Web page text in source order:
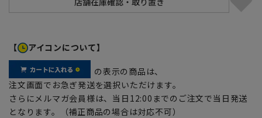
【 アイコンについて】
の表示の商品は、
注文画面でお急ぎ発送を選択いただけます。
さらにメルマガ会員様は、当日12:00までのご注文で当日発送
となります。（補正商品の場合は対応不可）